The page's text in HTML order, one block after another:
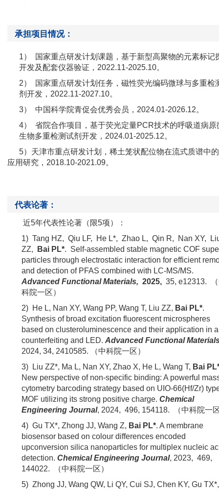
承担项目情况：
1）
国家重点研发计划课题，基于新型高聚物的元素标记
开发及配套仪器验证， 2022.11-2025.10。
2）
国家重点研发计划任务，磁性荧光编码微球与多重检
剂开发， 2022.11-2027.10。
3） 中国科学院青促会优秀会员， 2024.01-2026.12。
4） 省院合作项目，基于荧光定量PCR技术的呼吸道病原
生物多重检测试剂开发，2024.01-2025.12。
5） 天津市重点研发计划，稀土笼状配位物在流式质谱中的
应用研究， 2018.10-2021.09。
代表论著：
近5年代表性论著（限5项）：
1) Tang HZ, Qiu LF, He L*, Zhao L, Qin R, Nan XY,
ZZ, Bai P L*. Self-assembled stable magnetic COF
particles through electrostatic interaction for efficient
and detection of PFAS combined with LC-MS/MS.
Advanced Functional Materials, 2025, 35, e12313.
科院一区）
2) He L, Nan XY, Wang PP, Wang T, Liu ZZ, Bai PL*.
Synthesis of broad excitation fluorescent microspheres
based on clusteroluminescence and their application in
counterfeiting and LED. Advanced Functional
2024, 34, 2410585.
（中科院一区）
3)
Liu ZZ*, Ma L, Nan XY, Zhao X, He L, Wang T, Bai
New perspective of non-specific binding: A powerful
cytometry barcoding strategy based on UIO-66(Hf/Zr)
MOF utilizing its strong positive charge. Chemical
Engineering Journal, 2024, 496, 154118.
（中科院一
4) Gu TX*, Zhong JJ, Wang Z, Bai PL*. A membrane
biosensor based on colour differences encoded
upconversion silica nanoparticles for multiplex nucleic
detection. Chemical Engineering Journal, 2023, 469,
144022.
（中科院一区）
5) Zhong JJ, Wang QW, Li QY, Cui SJ, Chen KY, Gu